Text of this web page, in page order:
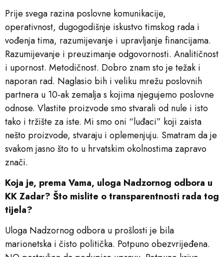
Prije svega razina poslovne komunikacije,
operativnost, dugogodišnje iskustvo timskog rada i
vođenja tima, razumijevanje i upravljanje financijama.
Razumijevanje i preuzimanje odgovornosti. Analitičnost
i upornost. Metodičnost. Dobro znam sto je težak i
naporan rad. Naglasio bih i veliku mrežu poslovnih
partnera u 10-ak zemalja s kojima njegujemo poslovne
odnose. Vlastite proizvode smo stvarali od nule i isto
tako i tržište za iste. Mi smo oni “luđaci” koji zaista
nešto proizvode, stvaraju i oplemenjuju. Smatram da je
svakom jasno što to u hrvatskim okolnostima zapravo
znači.
Koja je, prema Vama, uloga Nadzornog odbora u
KK Zadar? Što mislite o transparentnosti rada tog
tijela?
Uloga Nadzornog odbora u prošlosti je bila
marionetska i čisto politička. Potpuno obezvrijeđena.